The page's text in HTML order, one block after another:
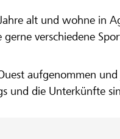
-
Region Leuk
alt und wohne in
verschiedene
aufgenommen
und die Unterkünfte